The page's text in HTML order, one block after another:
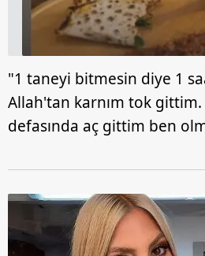
"1 taneyi bitmesin diye 1
Allah'tan karnım tok
defasında aç gittim ben